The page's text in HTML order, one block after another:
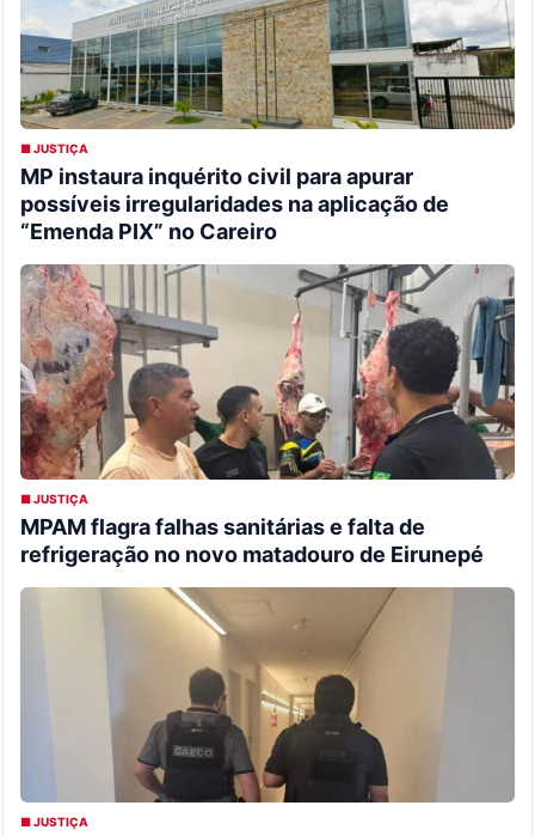
■ JUSTIÇA
MP instaura inquérito civil para apurar
possíveis irregularidades na aplicação de
“Emenda PIX” no Careiro
■ JUSTIÇA
MPAM flagra falhas sanitárias e falta de
refrigeração no novo matadouro de Eirunepé
■ JUSTIÇA